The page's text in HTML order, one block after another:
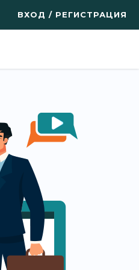
ВХОД / РЕГИСТРАЦИЯ